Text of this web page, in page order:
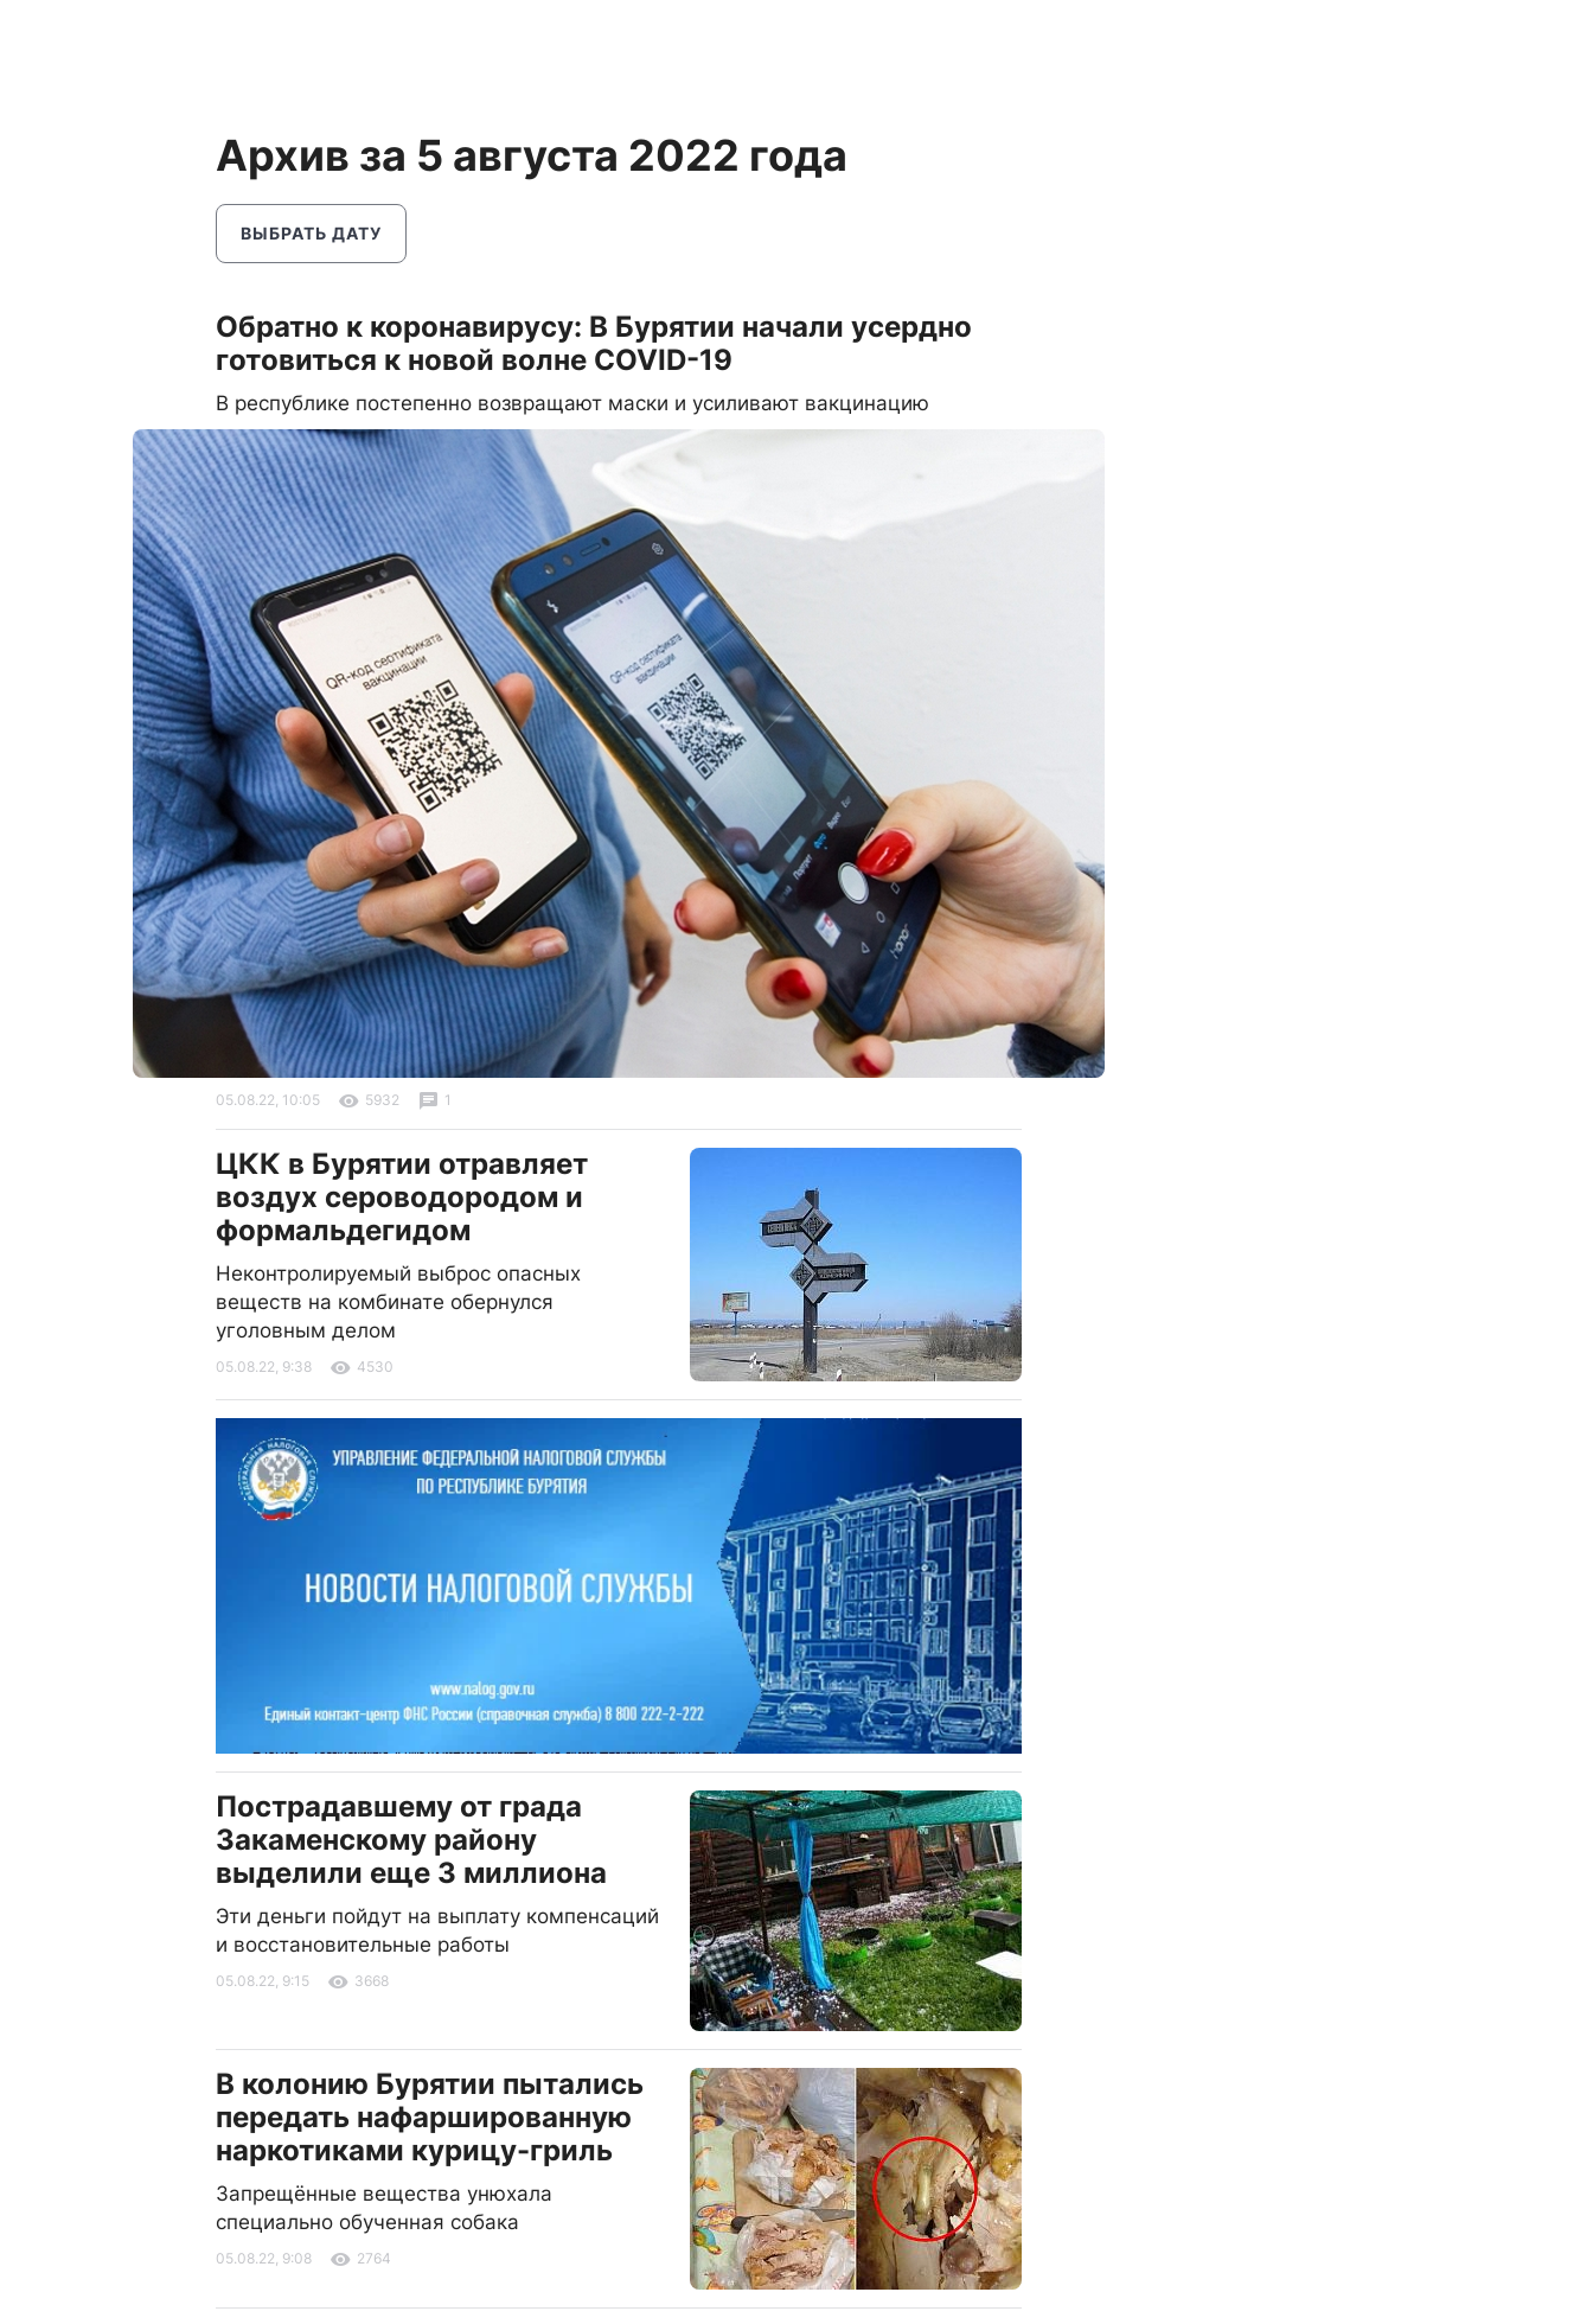
Архив за 5 августа 2022 года
ВЫБРАТЬ ДАТУ
Обратно к коронавирусу: В Бурятии начали усердно
готовиться к новой волне COVID-19
В республике постепенно возвращают маски и усиливают вакцинацию
05.08.22, 10:05 5932 1
ЦКК в Бурятии отравляет
воздух сероводородом и
формальдегидом
Неконтролируемый выброс опасных
веществ на комбинате обернулся
уголовным делом
05.08.22, 9:38 4530
Пострадавшему от града
Закаменскому району
выделили еще 3 миллиона
Эти деньги пойдут на выплату компенсаций
и восстановительные работы
05.08.22, 9:15 3668
В колонию Бурятии пытались
передать нафаршированную
наркотиками курицу-гриль
Запрещённые вещества унюхала
специально обученная собака
05.08.22, 9:08 2764